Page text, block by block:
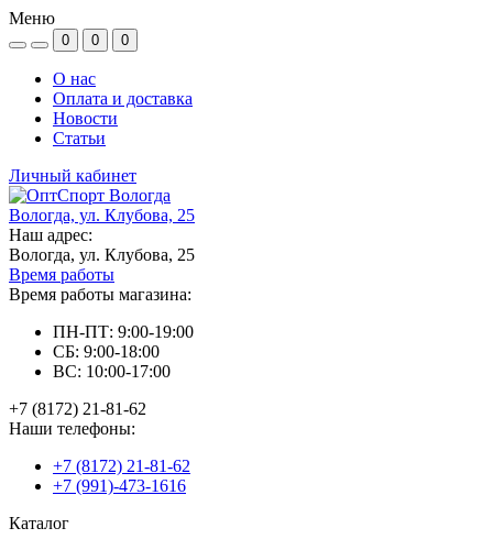
Меню
0 0 0
О нас
Оплата и доставка
Новости
Статьи
Личный кабинет
Вологда, ул. Клубова, 25
Наш адрес:
Вологда, ул. Клубова, 25
Время работы
Время работы магазина:
ПН-ПТ: 9:00-19:00
СБ: 9:00-18:00
ВС: 10:00-17:00
+7 (8172) 21-81-62
Наши телефоны:
+7 (8172) 21-81-62
+7 (991)-473-1616
Каталог